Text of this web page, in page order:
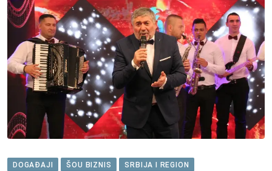
DOGAĐAJI ŠOU BIZNIS SRBIJA I REGION